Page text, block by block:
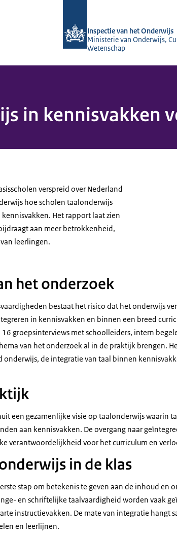
Inspectie van het Onderwijs
Ministerie van Onderwijs,
Wetenschap
in kennisvakken
verspreid over Nederland
hoe scholen taalonderwijs
Het rapport laat zien
aan meer betrokkenheid,
leerlingen.
het onderzoek
bestaat het risico dat het onderwijs
in kennisvakken en binnen een breed
groepsinterviews met schoolleiders, intern
van het onderzoek al in de praktijk brengen.
de integratie van taal binnen
een gezamenlijke visie op taalonderwijs waarin
aan kennisvakken. De overgang naar
verantwoordelijkheid voor het curriculum en
in de klas
stap om betekenis te geven aan de inhoud en
en schriftelijke taalvaardigheid worden vaak
instructievakken. De mate van integratie hangt
en leerlijnen.